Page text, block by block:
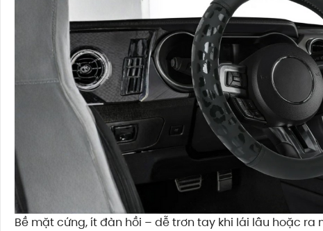
Bề mặt cứng, ít đàn hồi – dễ trơn tay khi lái lâu hoặc ra